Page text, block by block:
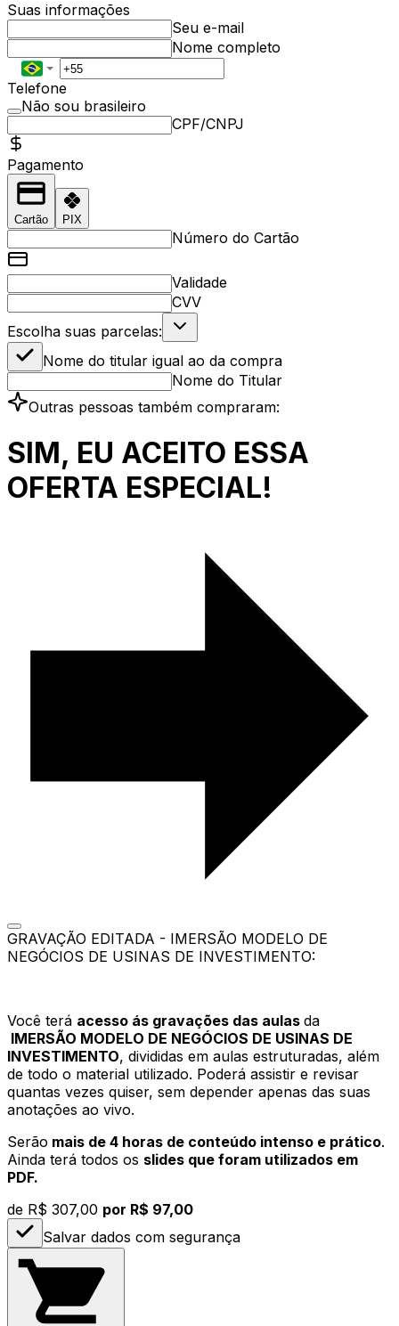
Suas informações
Seu e-mail
Nome completo
Telefone
Não sou brasileiro
CPF/CNPJ
Pagamento
Cartão PIX
Número do Cartão
Validade
CVV
Escolha suas parcelas:
Nome do titular igual ao da compra
Nome do Titular
Outras pessoas também compraram:
SIM, EU ACEITO ESSA
OFERTA ESPECIAL!
GRAVAÇÃO EDITADA - IMERSÃO MODELO DE
NEGÓCIOS DE USINAS DE INVESTIMENTO:
Você terá acesso ás gravações das aulas da
IMERSÃO MODELO DE NEGÓCIOS DE USINAS DE
INVESTIMENTO, divididas em aulas estruturadas, além
de todo o material utilizado. Poderá assistir e revisar
quantas vezes quiser, sem depender apenas das suas
anotações ao vivo.
Serão mais de 4 horas de conteúdo intenso e prático.
Ainda terá todos os slides que foram utilizados em
PDF.
de R$ 307,00 por R$ 97,00
Salvar dados com segurança